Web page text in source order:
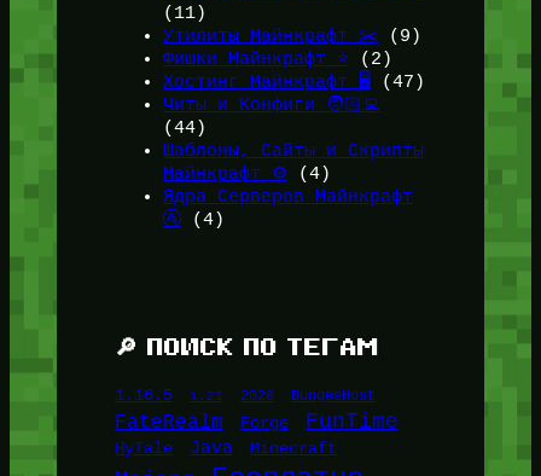
(11)
Утилиты Майнкрафт ✂️ (9)
Фишки Майнкрафт ⭐(2)
Хостинг Майнкрафт 🖥️ (47)
Читы и Конфиги 🧑🏻‍💻
(44)
Шаблоны, Сайты и Скрипты
Майнкрафт ⚙️ (4)
Ядра Серверов Майнкрафт
🚰(4)
🔎 ПОИСК ПО ТЕГАМ
1.16.5 1.21 2026 BungeeHost
FateRealm Forge FunTime
HyTale Java Minecraft